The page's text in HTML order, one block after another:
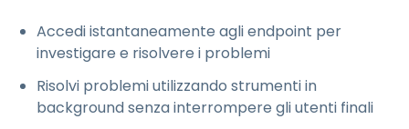
Accedi istantaneamente agli endpoint per
investigare e risolvere i problemi
Risolvi problemi utilizzando strumenti in
background senza interrompere gli utenti finali